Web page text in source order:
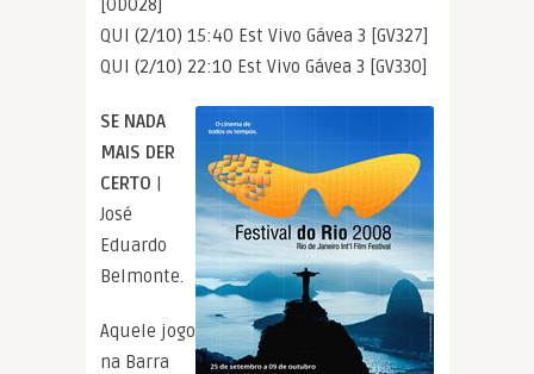
[OD028]
QUI (2/10) 15:40 Est Vivo Gávea 3 [GV327]
QUI (2/10) 22:10 Est Vivo Gávea 3 [GV330]
SE NADA
MAIS DER
CERTO |
José
Eduardo
Belmonte.
Aquele jogo
na Barra